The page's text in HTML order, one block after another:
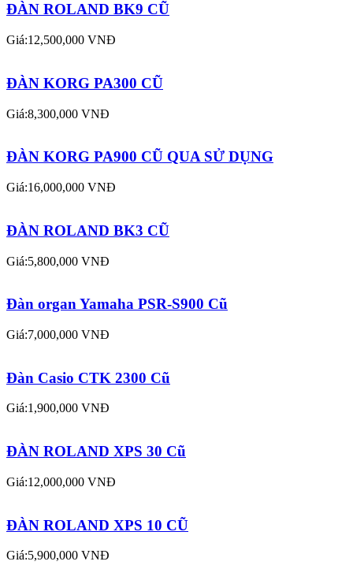
ĐÀN ROLAND BK9 CŨ
Giá:12,500,000 VNĐ
ĐÀN KORG PA300 CŨ
Giá:8,300,000 VNĐ
ĐÀN KORG PA900 CŨ QUA SỬ DỤNG
Giá:16,000,000 VNĐ
ĐÀN ROLAND BK3 CŨ
Giá:5,800,000 VNĐ
Đàn organ Yamaha PSR-S900 Cũ
Giá:7,000,000 VNĐ
Đàn Casio CTK 2300 Cũ
Giá:1,900,000 VNĐ
ĐÀN ROLAND XPS 30 Cũ
Giá:12,000,000 VNĐ
ĐÀN ROLAND XPS 10 CŨ
Giá:5,900,000 VNĐ